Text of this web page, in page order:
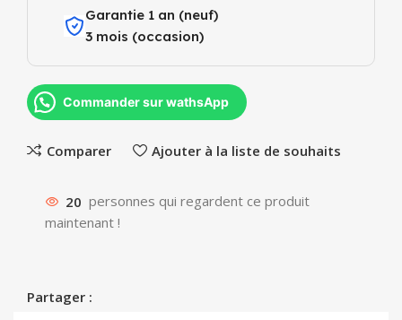
Garantie 1 an (neuf)
3 mois (occasion)
Commander sur wathsApp
Comparer Ajouter à la liste de souhaits
20 personnes qui regardent ce produit
maintenant !
Partager :